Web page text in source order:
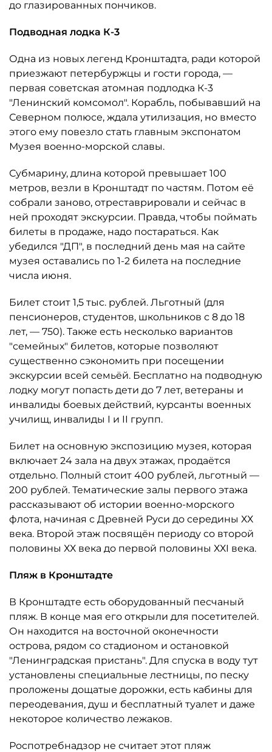
до глазированных пончиков.
Подводная лодка К-3
Одна из новых легенд Кронштадта, ради которой
приезжают петербуржцы и гости города, —
первая советская атомная подлодка К-3
"Ленинский комсомол". Корабль, побывавший на
Северном полюсе, ждала утилизация, но вместо
этого ему повезло стать главным экспонатом
Музея военно-морской славы.
Субмарину, длина которой превышает 100
метров, везли в Кронштадт по частям. Потом её
собрали заново, отреставрировали и сейчас в
ней проходят экскурсии. Правда, чтобы поймать
билеты в продаже, надо постараться. Как
убедился "ДП", в последний день мая на сайте
музея оставались по 1-2 билета на последние
числа июня.
Билет стоит 1,5 тыс. рублей. Льготный (для
пенсионеров, студентов, школьников с 8 до 18
лет, — 750). Также есть несколько вариантов
"семейных" билетов, которые позволяют
существенно сэкономить при посещении
экскурсии всей семьёй. Бесплатно на подводную
лодку могут попасть дети до 7 лет, ветераны и
инвалиды боевых действий, курсанты военных
училищ, инвалиды I и II групп.
Билет на основную экспозицию музея, которая
включает 24 зала на двух этажах, продаётся
отдельно. Полный стоит 400 рублей, льготный —
200 рублей. Тематические залы первого этажа
рассказывают об истории военно-морского
флота, начиная с Древней Руси до середины ХХ
века. Второй этаж посвящён периоду со второй
половины ХХ века до первой половины ХХI века.
Пляж в Кронштадте
В Кронштадте есть оборудованный песчаный
пляж. В конце мая его открыли для посетителей.
Он находится на восточной оконечности
острова, рядом со стадионом и остановкой
"Ленинградская пристань". Для спуска в воду тут
установлены специальные лестницы, по песку
проложены дощатые дорожки, есть кабины для
переодевания, душ и бесплатный туалет и даже
некоторое количество лежаков.
Роспотребнадзор не считает этот пляж